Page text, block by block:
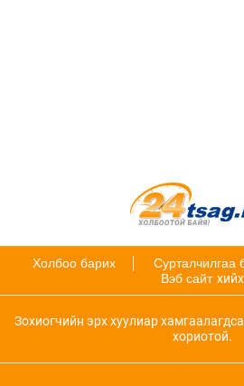
Холбоо барих Сурталчилгаа
Вэб сайт хийх
Зохиогчийн эрх хуулиар
хориотой.